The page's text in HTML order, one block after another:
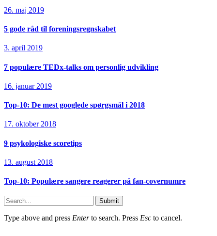
26. maj 2019
5 gode råd til foreningsregnskabet
3. april 2019
7 populære TEDx-talks om personlig udvikling
16. januar 2019
Top-10: De mest googlede spørgsmål i 2018
17. oktober 2018
9 psykologiske scoretips
13. august 2018
Top-10: Populære sangere reagerer på fan-covernumre
Submit
Type above and press Enterto search. Press Esc to cancel.